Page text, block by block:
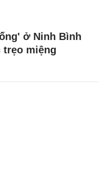
ở Ninh Bình
miệng